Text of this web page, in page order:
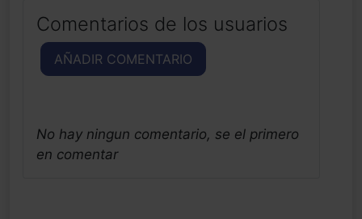
Comentarios de los usuarios
AÑADIR COMENTARIO
No hay ningun comentario, se el primero
en comentar